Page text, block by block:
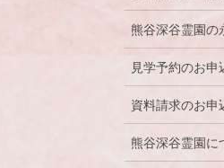
熊谷深谷霊園の
見学予約のお申
資料請求のお申
熊谷深谷霊園に